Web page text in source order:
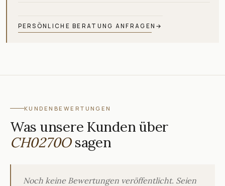
PERSÖNLICHE BERATUNG ANFRAGEN →
KUNDENBEWERTUNGEN
Was unsere Kunden über
CH0270Osagen
Noch keine Bewertungen veröffentlicht. Seien